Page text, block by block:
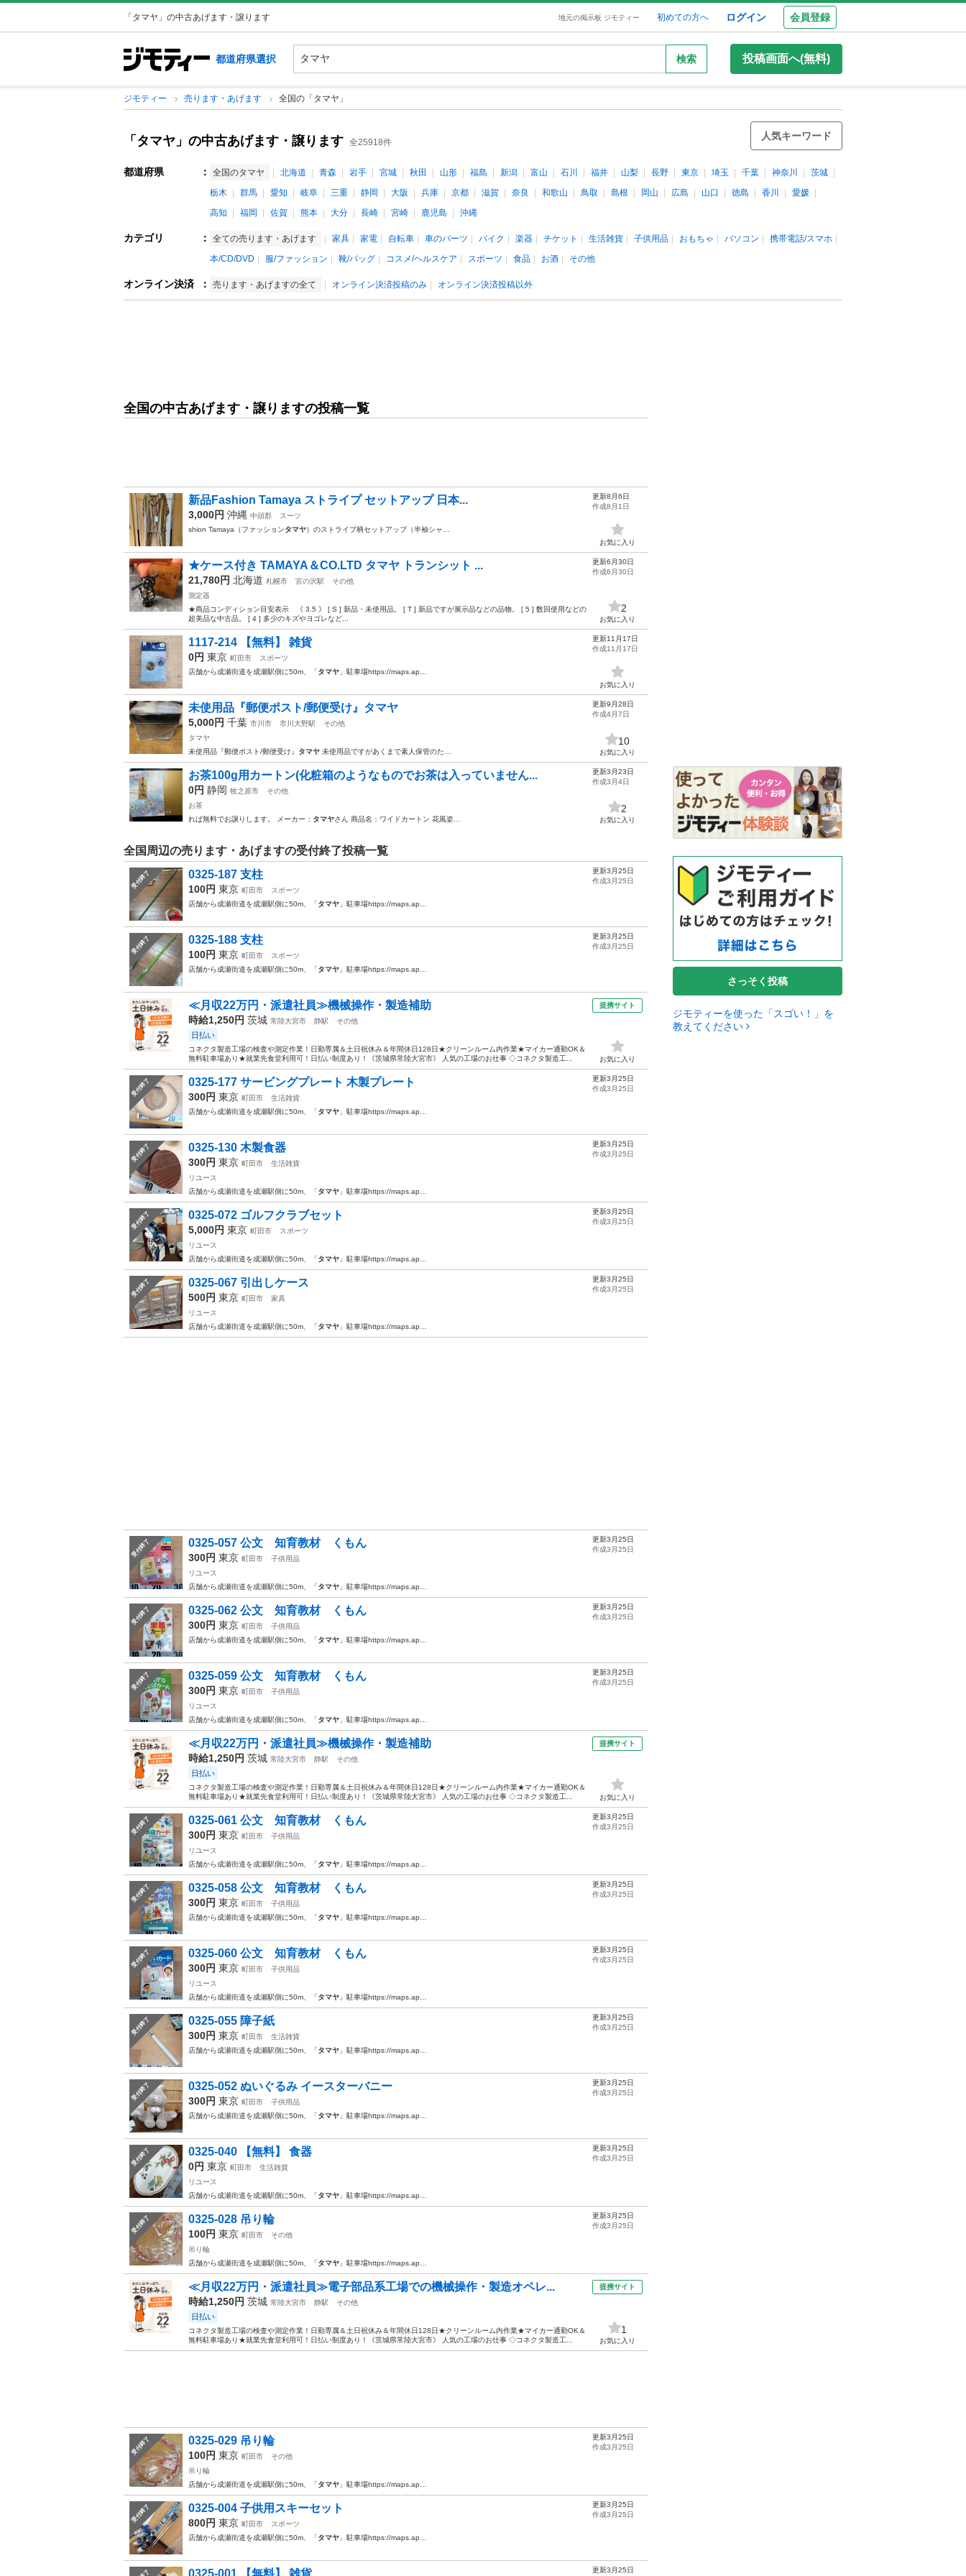
「タマヤ」の中古あげます・譲ります 地元の掲示板 ジモティー 初めての方へ ログイン 会員登録
都道府県選択 検索 投稿画面へ(無料)
ジモティー 売ります・あげます 全国の「タマヤ」
「タマヤ」の中古あげます・譲ります 全25918件
人気キーワード
都道府県 ： 全国のタマヤ 北海道 青森 岩手 宮城 秋田 山形 福島 新潟 富山 石川 福井 山梨 長野 東京 埼玉 千葉 神奈川
茨城
栃木
群馬 愛知 岐阜 三重 静岡 大阪 兵庫 京都 滋賀 奈良 和歌山 鳥取 島根 岡山 広島 山口 徳島 香川
愛媛
高知
福岡 佐賀 熊本 大分 長崎 宮崎 鹿児島 沖縄
カテゴリ ： 全ての売ります・あげます 家具 家電 自転車 車のパーツ バイク 楽器 チケット 生活雑貨 子供用品 おもちゃ パソコン
携帯電話/スマホ
本/CD/DVD
服/ファッション 靴/バッグ コスメ/ヘルスケア スポーツ 食品 お酒 その他
オンライン決済 ： 売ります・あげますの全て オンライン決済投稿のみ オンライン決済投稿以外
全国の中古あげます・譲りますの投稿一覧
新品Fashion Tamaya ストライプ セットアップ 日本...
3,000円 沖縄 中頭郡
スーツ
shion Tamaya（ファッションタマヤ）のストライプ柄セットアップ（半袖シャ…
更新8月6日
作成8月1日
お気に入り
★ケース付き TAMAYA＆CO.LTD タマヤ トランシット ...
21,780円 北海道 札幌市 宮の沢駅
その他
測定器
★商品コンディション目安表示 《 3.5 》 [ S ] 新品・未使用品。 [ T ] 新品ですが展示品などの品物。 [ 5 ] 数回使用などの
超美品な中古品。 [ 4 ] 多少のキズやヨゴレなど...
更新6月30日
作成6月30日
2
お気に入り
1117-214 【無料】 雑貨
0円 東京 町田市
スポーツ
店舗から成瀬街道を成瀬駅側に50m、「タマヤ 」駐車場https://maps.ap…
更新11月17日
作成11月17日
お気に入り
未使用品『郵便ポスト/郵便受け』タマヤ
5,000円 千葉 市川市 市川大野駅
その他
タマヤ
未使用品『郵便ポスト/郵便受け』 タマヤ 未使用品ですがあくまで素人保管のた…
更新9月28日
作成4月7日
10
お気に入り
お茶100g用カートン(化粧箱のようなものでお茶は入っていません...
0円 静岡 牧之原市
その他
お茶
れば無料でお譲りします。 メーカー： タマヤさん 商品名：ワイドカートン 花風姿…
更新3月23日
作成3月4日
2
お気に入り
全国周辺の売ります・あげますの受付終了投稿一覧
受付終了 0325-187 支柱
100円 東京 町田市
スポーツ
店舗から成瀬街道を成瀬駅側に50m、「タマヤ 」駐車場https://maps.ap…
更新3月25日
作成3月25日
受付終了 0325-188 支柱
100円 東京 町田市
スポーツ
店舗から成瀬街道を成瀬駅側に50m、「タマヤ 」駐車場https://maps.ap…
更新3月25日
作成3月25日
≪月収22万円・派遣社員≫機械操作・製造補助
時給1,250円 茨城 常陸大宮市 静駅 その他
日払い
コネクタ製造工場の検査や測定作業！日勤専属＆土日祝休み＆年間休日128日★クリーンルーム内作業★マイカー通勤OK＆
無料駐車場あり★就業先食堂利用可！日払い制度あり！《茨城県常陸大宮市》 人気の工場のお仕事 ◇コネクタ製造工...
提携サイト
お気に入り
受付終了 0325-177 サービングプレート 木製プレート
300円 東京 町田市
生活雑貨
店舗から成瀬街道を成瀬駅側に50m、「タマヤ 」駐車場https://maps.ap…
更新3月25日
作成3月25日
受付終了 0325-130 木製食器
300円 東京 町田市
生活雑貨
リユース
店舗から成瀬街道を成瀬駅側に50m、「タマヤ 」駐車場https://maps.ap…
更新3月25日
作成3月25日
受付終了 0325-072 ゴルフクラブセット
5,000円 東京 町田市
スポーツ
リユース
店舗から成瀬街道を成瀬駅側に50m、「タマヤ 」駐車場https://maps.ap…
更新3月25日
作成3月25日
受付終了 0325-067 引出しケース
500円 東京 町田市
家具
リユース
店舗から成瀬街道を成瀬駅側に50m、「タマヤ 」駐車場https://maps.ap…
更新3月25日
作成3月25日
受付終了 0325-057 公文 知育教材 くもん
300円 東京 町田市
子供用品
リユース
店舗から成瀬街道を成瀬駅側に50m、「タマヤ 」駐車場https://maps.ap…
更新3月25日
作成3月25日
受付終了 0325-062 公文 知育教材 くもん
300円 東京 町田市
子供用品
店舗から成瀬街道を成瀬駅側に50m、「タマヤ 」駐車場https://maps.ap…
更新3月25日
作成3月25日
受付終了 0325-059 公文 知育教材 くもん
300円 東京 町田市
子供用品
リユース
店舗から成瀬街道を成瀬駅側に50m、「タマヤ 」駐車場https://maps.ap…
更新3月25日
作成3月25日
≪月収22万円・派遣社員≫機械操作・製造補助
時給1,250円 茨城 常陸大宮市 静駅 その他
日払い
コネクタ製造工場の検査や測定作業！日勤専属＆土日祝休み＆年間休日128日★クリーンルーム内作業★マイカー通勤OK＆
無料駐車場あり★就業先食堂利用可！日払い制度あり！《茨城県常陸大宮市》 人気の工場のお仕事 ◇コネクタ製造工...
提携サイト
お気に入り
受付終了 0325-061 公文 知育教材 くもん
300円 東京 町田市
子供用品
リユース
店舗から成瀬街道を成瀬駅側に50m、「タマヤ 」駐車場https://maps.ap…
更新3月25日
作成3月25日
受付終了 0325-058 公文 知育教材 くもん
300円 東京 町田市
子供用品
店舗から成瀬街道を成瀬駅側に50m、「タマヤ 」駐車場https://maps.ap…
更新3月25日
作成3月25日
受付終了 0325-060 公文 知育教材 くもん
300円 東京 町田市
子供用品
リユース
店舗から成瀬街道を成瀬駅側に50m、「タマヤ 」駐車場https://maps.ap…
更新3月25日
作成3月25日
受付終了 0325-055 障子紙
300円 東京 町田市
生活雑貨
店舗から成瀬街道を成瀬駅側に50m、「タマヤ 」駐車場https://maps.ap…
更新3月25日
作成3月25日
受付終了 0325-052 ぬいぐるみ イースターバニー
300円 東京 町田市
子供用品
店舗から成瀬街道を成瀬駅側に50m、「タマヤ 」駐車場https://maps.ap…
更新3月25日
作成3月25日
受付終了 0325-040 【無料】 食器
0円 東京 町田市
生活雑貨
リユース
店舗から成瀬街道を成瀬駅側に50m、「タマヤ 」駐車場https://maps.ap…
更新3月25日
作成3月25日
受付終了 0325-028 吊り輪
100円 東京 町田市
その他
吊り輪
店舗から成瀬街道を成瀬駅側に50m、「タマヤ 」駐車場https://maps.ap…
更新3月25日
作成3月25日
≪月収22万円・派遣社員≫電子部品系工場での機械操作・製造オペレ...
時給1,250円 茨城 常陸大宮市 静駅 その他
日払い
コネクタ製造工場の検査や測定作業！日勤専属＆土日祝休み＆年間休日128日★クリーンルーム内作業★マイカー通勤OK＆
無料駐車場あり★就業先食堂利用可！日払い制度あり！《茨城県常陸大宮市》 人気の工場のお仕事 ◇コネクタ製造工...
提携サイト
1
お気に入り
受付終了 0325-029 吊り輪
100円 東京 町田市
その他
吊り輪
店舗から成瀬街道を成瀬駅側に50m、「タマヤ 」駐車場https://maps.ap…
更新3月25日
作成3月25日
受付終了 0325-004 子供用スキーセット
800円 東京 町田市
スポーツ
店舗から成瀬街道を成瀬駅側に50m、「タマヤ 」駐車場https://maps.ap…
更新3月25日
作成3月25日
0325-001 【無料】 雑貨
更新3月25日
さっそく投稿
ジモティーを使った「スゴい！」を
教えてください